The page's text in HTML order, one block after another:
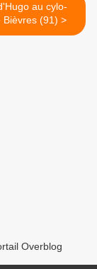
au cylo-
cross de Bièvres (91) >
Overblog